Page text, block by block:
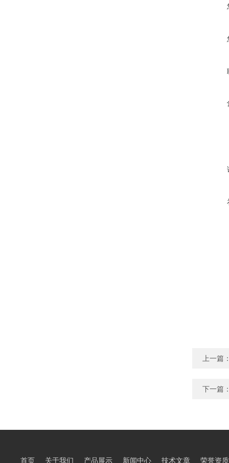
上一篇
下一篇
首页 关于我们 产品展示 新闻中心 技术文章 荣誉资质